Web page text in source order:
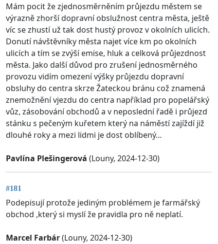
Mám pocit že zjednosměrněním průjezdu městem se
výrazně zhorší dopravní obslužnost centra města, ještě
víc se zhustí už tak dost hustý provoz v okolních ulicích.
Donutí návštěvníky města najet více km po okolních
ulicích a tím se zvýší emise, hluk a celková průjezdnost
města. Jako další důvod pro zrušení jednosměrného
provozu vidím omezení výšky průjezdu dopravní
obsluhy do centra skrze Žateckou bránu což znamená
znemožnění vjezdu do centra například pro popelářský
vůz, zásobování obchodů a v neposlední řadě i průjezd
stánku s pečeným kuřetem který na náměstí zajíždí již
dlouhé roky a mezi lidmi je dost oblíbený…
Pavlína Plešingerová (Louny, 2024-12-30)
#181
Podepisují protože jediným problémem je farmářský
obchod ,který si myslí že pravidla pro ně neplatí.
Marcel Farbár(Louny, 2024-12-30)